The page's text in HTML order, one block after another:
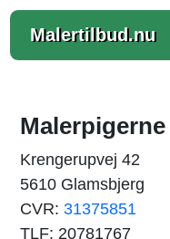
Malertilbud.nu
Krengerupvej 42
5610 Glamsbjerg
CVR: 31375851
TLF: 20781767